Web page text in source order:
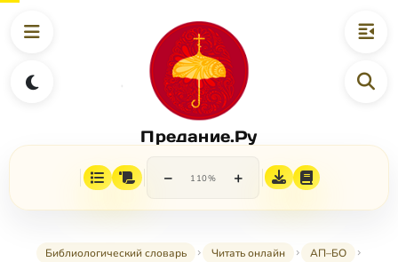
Предание.Ру
− 110% +
Библиологический словарь Читать онлайн
АП–БО